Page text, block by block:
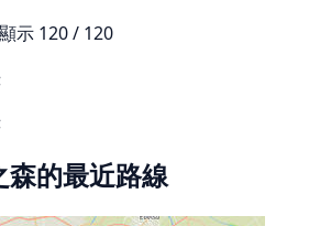
顯示 120 / 120
的最近路線